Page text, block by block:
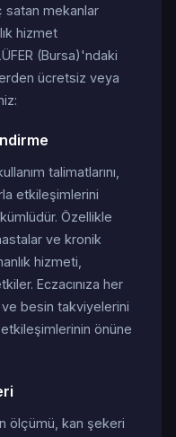
satan mekanlar
hizmet
(Bursa)'ndaki
ücretsiz veya
talimatlarını,
etkileşimlerini
Özellikle
ve kronik
hizmeti,
Eczacınıza her
ve besin takviyelerini
önüne
ölçümü, kan şekeri